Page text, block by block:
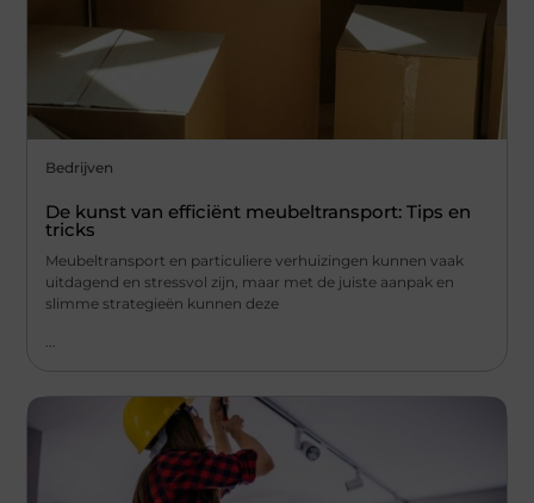
Bedrijven
De kunst van efficiënt meubeltransport: Tips en
tricks
Meubeltransport en particuliere verhuizingen kunnen vaak
uitdagend en stressvol zijn, maar met de juiste aanpak en
slimme strategieën kunnen deze
...